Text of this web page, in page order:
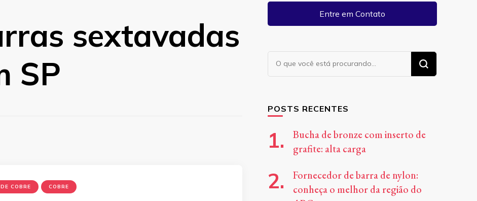
sextavadas
SP
COBRE COBRE
Entre em Contato
Procurando
algo?
POSTS RECENTES
Bucha de bronze com inserto de
grafite: alta carga
Fornecedor de barra de nylon:
conheça o melhor da região do